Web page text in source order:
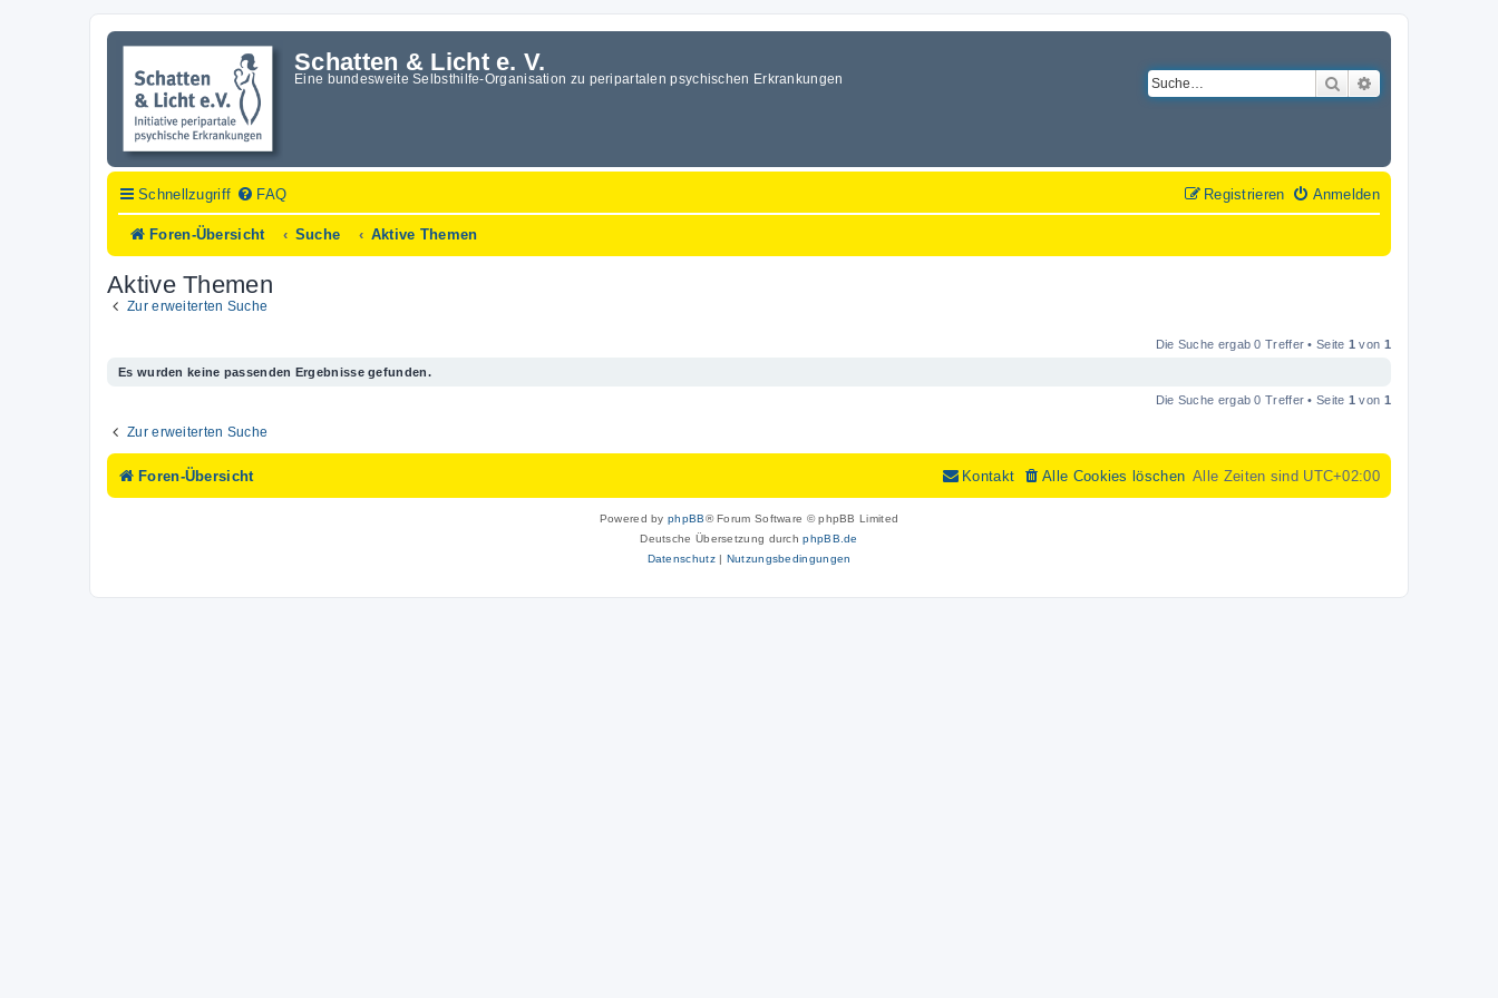
Schatten & Licht e. V.
Eine bundesweite Selbsthilfe-Organisation zu peripartalen psychischen Erkrankungen Suche
Schnellzugriff FAQ Anmelden
Registrieren
Foren-Übersicht Suche Aktive Themen
Aktive Themen
Zur erweiterten Suche
Die Suche ergab 0 Treffer • Seite 1 von 1
Es wurden keine passenden Ergebnisse gefunden.
Die Suche ergab 0 Treffer • Seite 1 von 1
Zur erweiterten Suche
Foren-Übersicht Alle Zeiten sind UTC+02:00
Alle Cookies löschen
Kontakt
Powered byphpBB® Forum Software © phpBB Limited
Deutsche Übersetzung durchphpBB.de
Datenschutz| Nutzungsbedingungen